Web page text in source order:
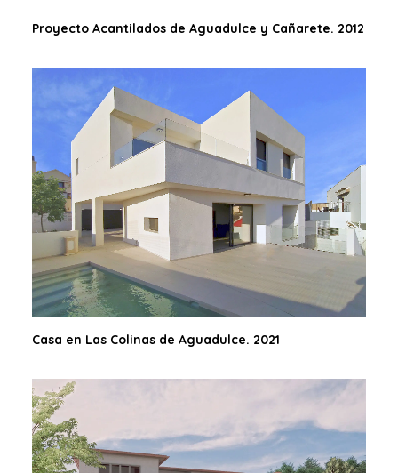
Proyecto Acantilados de Aguadulce y Cañarete. 2012
Casa en Las Colinas de Aguadulce. 2021